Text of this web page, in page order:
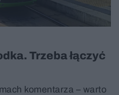
Trzeba łączyć
komentarza – warto